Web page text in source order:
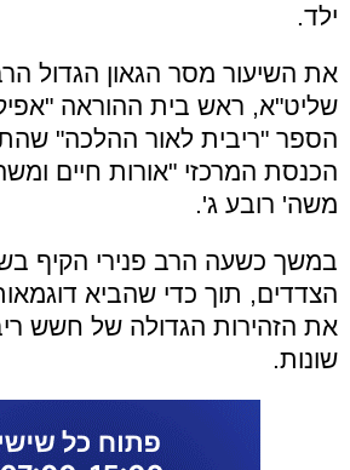
ילד.
את השיעור מסר הגאון הגדול
שליט"א, ראש בית ההוראה
הספר "ריבית לאור ההלכה"
הכנסת המרכזי "אורות חיים
משה' רובע ג'.
במשך כשעה הרב פנירי הקיף
הצדדים, תוך כדי שהביא
את הזהירות הגדולה של חשש
שונות.